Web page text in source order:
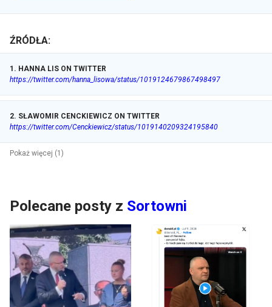
ŹRÓDŁA:
1 . HANNA LIS ON TWITTER
https://twitter.com/hanna_lisowa/status/1019124679867498497
2. SŁAWOMIR CENCKIEWICZ ON TWITTER
https://twitter.com/Cenckiewicz/status/1019140209324195840
Pokaż więcej (1)
Polecane posty z Sortowni